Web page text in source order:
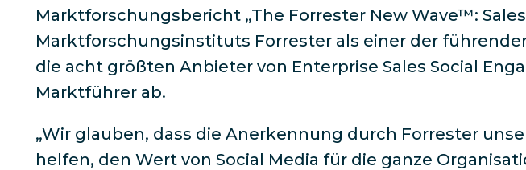
Marktforschungsbericht „The Forrester New Wave™:
Marktforschungsinstituts Forrester als einer der
die acht größten Anbieter von Enterprise Sales Social
Marktführer ab.
„Wir glauben, dass die Anerkennung durch Forrester
helfen, den Wert von Social Media für die ganze